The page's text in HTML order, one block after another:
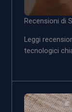
Recensioni di
Leggi
tecnologici